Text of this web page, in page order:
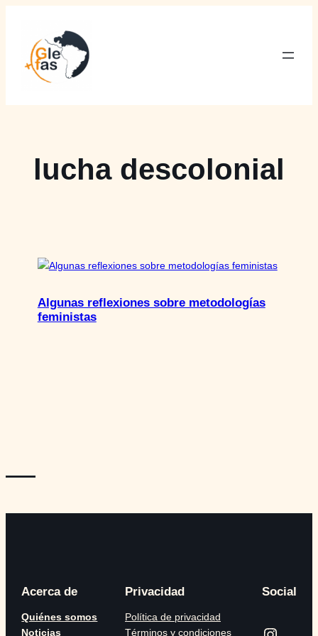
contenido
lucha descolonial
Algunas reflexiones sobre metodologías
feministas
—
Acerca de
Quiénes somos
Noticias
Privacidad
Política de privacidad
Términos y condiciones
Social